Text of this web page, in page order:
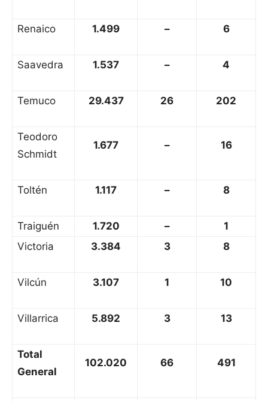
Renaico 1.499 – 6
Saavedra 1.537 – 4
Temuco 29.437 26 202
Teodoro
Schmidt
1.677 – 16
Toltén 1.117 – 8
Traiguén 1.720 –
1
Victoria
3.384 3 8
Vilcún 3.107 1 10
Villarrica 5.892 3 13
Total
General
102.020 66 491